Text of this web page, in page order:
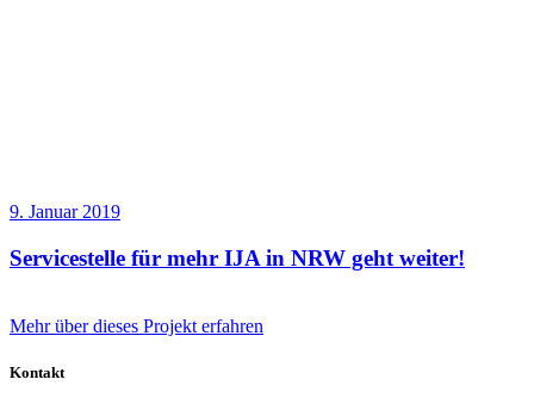
9. Januar 2019
Servicestelle für mehr IJA in NRW geht weiter!
Mehr über dieses Projekt erfahren
Kontakt